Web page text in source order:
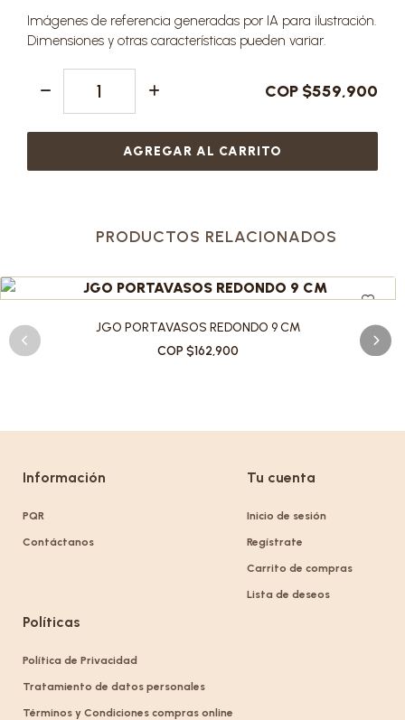
Imágenes de referencia generadas por IA para ilustración.
Dimensiones y otras características pueden variar.
COP $559,900
AGREGAR AL CARRITO
PRODUCTOS RELACIONADOS
JGO PORTAVASOS REDONDO 9 CM
COP $162,900
Información
PQR
Contáctanos
Tu cuenta
Inicio de sesión
Regístrate
Carrito de compras
Lista de deseos
Políticas
Política de Privacidad
Tratamiento de datos personales
Términos y Condiciones compras online